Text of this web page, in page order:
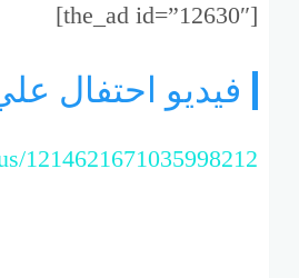
[the_ad id=”12630″]
فيديو احتفال
1214621671035998212